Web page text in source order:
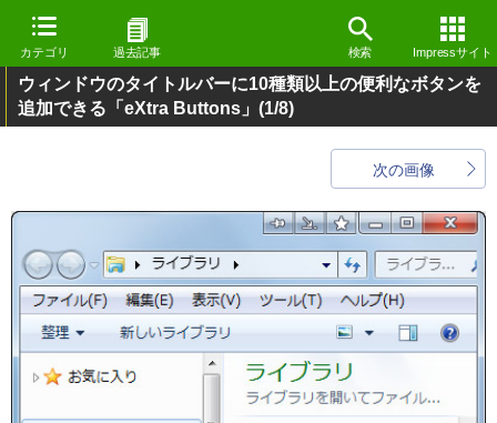
カテゴリ 過去記事 検索 Impressサイト
ウィンドウのタイトルバーに10種類以上の便利なボタンを
追加できる「eXtra Buttons」 (1/8)
次の画像